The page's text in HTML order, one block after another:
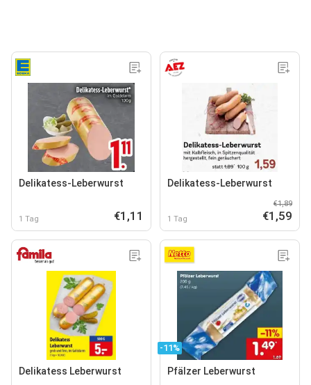
Delikatess-Leberwurst
1 Tag €1,11
Delikatess-Leberwurst
1 Tag
€1,89
€1,59
Delikatess Leberwurst
-11%
Pfälzer Leberwurst